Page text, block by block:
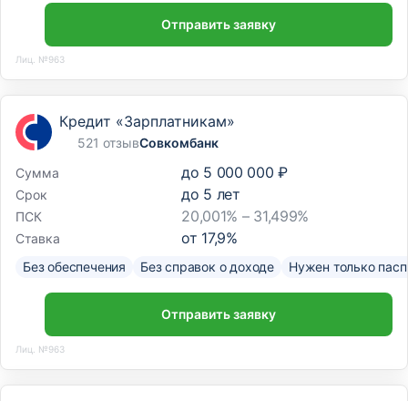
Отправить заявку
Лиц. №963
Кредит «Зарплатникам»
521 отзывСовкомбанк
Сумма
до 5 000 000 ₽
Срок до 5 лет
ПСК 20,001% – 31,499%
Ставка от 17,9%
Без обеспечения Без справок о доходе Нужен только
Отправить заявку
Лиц. №963